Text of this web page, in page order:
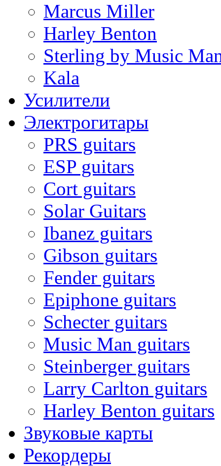
Marcus Miller
Harley Benton
Sterling by Music
Kala
Усилители
Электрогитары
PRS guitars
ESP guitars
Cort guitars
Solar Guitars
Ibanez guitars
Gibson guitars
Fender guitars
Epiphone guitars
Schecter guitars
Music Man guitars
Steinberger guitars
Larry Carlton guitars
Harley Benton guitars
Звуковые карты
Рекордеры